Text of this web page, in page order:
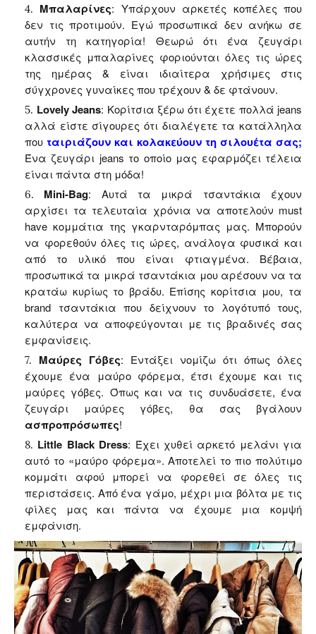
Μπαλαρίνες: Υπάρχουν αρκετές κοπέλες που
δεν τις προτιμούν. Εγώ προσωπικά δεν ανήκω σε
αυτήν τη κατηγορία! Θεωρώ ότι ένα ζευγάρι
κλασσικές μπαλαρίνες φοριούνται όλες τις ώρες
της ημέρας & είναι ιδιαίτερα χρήσιμες στις
σύγχρονες γυναίκες που τρέχουν & δε φτάνουν.
Lovely Jeans: Κορίτσια ξέρω ότι έχετε πολλά jeans
αλλά είστε σίγουρες ότι διαλέγετε τα κατάλληλα
που ταιριάζουν και κολακεύουν τη σιλουέτα σας;
Ένα ζευγάρι jeans το οποίο μας εφαρμόζει τέλεια
είναι πάντα στη μόδα!
Μini-Bag: Αυτά τα μικρά τσαντάκια έχουν
αρχίσει τα τελευταία χρόνια να αποτελούν must
have κομμάτια της γκαρνταρόμπας μας. Μπορούν
να φορεθούν όλες τις ώρες, ανάλογα φυσικά και
από το υλικό που είναι φτιαγμένα. Βέβαια,
προσωπικά τα μικρά τσαντάκια μου αρέσουν να τα
κρατάω κυρίως το βράδυ. Επίσης κορίτσια μου, τα
brand τσαντάκια που δείχνουν το λογότυπό τους,
καλύτερα να αποφεύγονται με τις βραδινές σας
εμφανίσεις.
Μαύρες Γόβες: Εντάξει νομίζω ότι όπως όλες
έχουμε ένα μαύρο φόρεμα, έτσι έχουμε και τις
μαύρες γόβες. Όπως και να τις συνδυάσετε, ένα
ζευγάρι μαύρες γόβες, θα σας βγάλουν
ασπροπρόσωπες!
Little Black Dress: Έχει χυθεί αρκετό μελάνι για
αυτό το «μαύρο φόρεμα». Αποτελεί το πιο πολύτιμο
κομμάτι αφού μπορεί να φορεθεί σε όλες τις
περιστάσεις. Από ένα γάμο, μέχρι μια βόλτα με τις
φίλες μας και πάντα να έχουμε μια κομψή
εμφάνιση.